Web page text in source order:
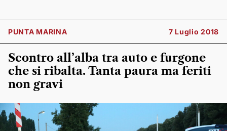
PUNTA MARINA 7 Luglio 2018
Scontro all’alba tra auto e furgone
che si ribalta. Tanta paura ma feriti
non gravi